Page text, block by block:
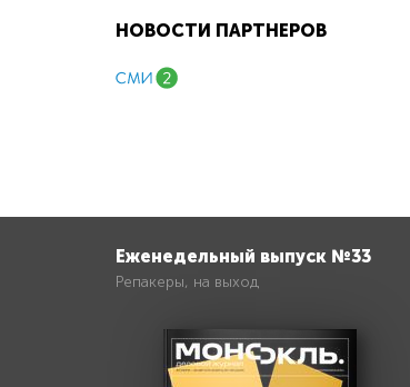
НОВОСТИ ПАРТНЕРОВ
Еженедельный выпуск №33
Репакеры, на выход